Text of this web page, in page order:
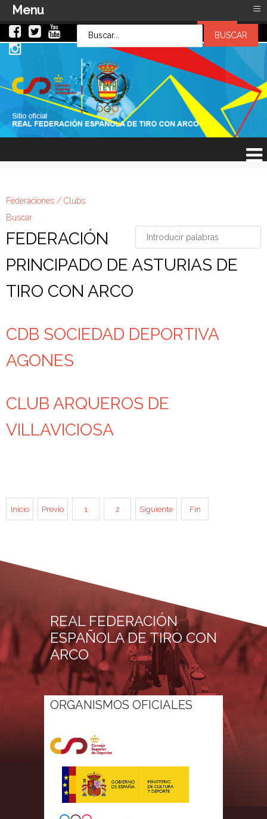
Federaciones / Clubs
Buscar
FEDERACIÓN
PRINCIPADO DE ASTURIAS DE
TIRO CON ARCO
CDB SOCIEDAD DEPORTIVA
AGONES
CLUB ARQUEROS DE
VILLAVICIOSA
Inicio Previo 1 2 Siguiente Fin
REAL FEDERACIÓN
ESPAÑOLA DE TIRO CON
ARCO
ORGANISMOS OFICIALES
LOG INOR
Contraseña
Recuérdeme
Menu ≡